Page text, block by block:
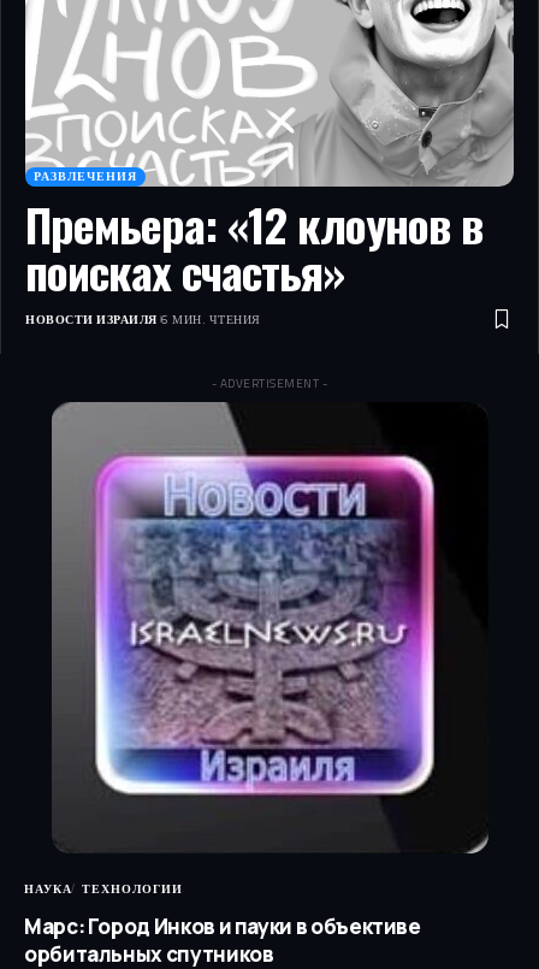
РАЗВЛЕЧЕНИЯ
Премьера: «12 клоунов в
поисках счастья»
НОВОСТИ ИЗРАИЛЯ 6 МИН. ЧТЕНИЯ
- ADVERTISEMENT -
НАУКА ТЕХНОЛОГИИ
Марс: Город Инков и пауки в объективе
орбитальных спутников